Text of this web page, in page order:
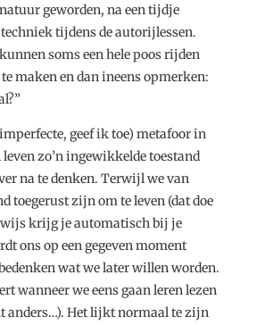
geworden, na een tijdje
tijdens de autorijlessen.
soms een hele poos rijden
maken en dan ineens opmerken:
geef ik toe) metafoor in
zo’n ingewikkelde toestand
na te denken. Terwijl we van
toegerust zijn om te leven (dat doe
krijg je automatisch bij je
ons op een gegeven moment
wat we later willen worden.
wanneer we eens gaan leren lezen
anders…). Het lijkt normaal te zijn